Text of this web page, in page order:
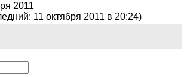
2011
11 октября 2011 в 20:24)